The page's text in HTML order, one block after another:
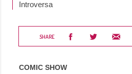
Introversa
SHARE
COMIC SHOW